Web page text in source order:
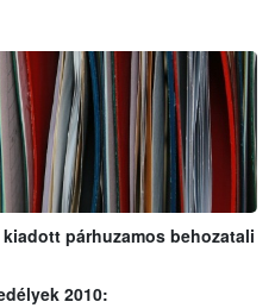
párhuzamos behozatali
2010: